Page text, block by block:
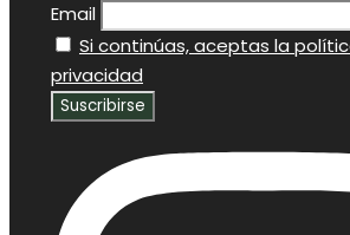
Email
Si continúas, aceptas la
privacidad